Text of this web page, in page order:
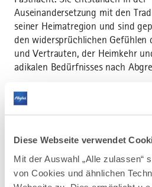
Diese Webseite verwendet
Mit der Auswahl „Alle zulassen“
von Cookies und ähnlichen
Auseinandersetzung mit den
seiner Heimatregion und sind
den widersprüchlichen Gefühlen
und Vertrauten, der Heimkehr
adikalen Bedürfnisses nach
Eng verwandt mit diesen
Verhüllten und Maskierten sind
der mittlerweile zehnjährigen
Modedesigner JJ Hudson (alias
selbst ausschließlich maskiert
der seine Kleidungsstücke als